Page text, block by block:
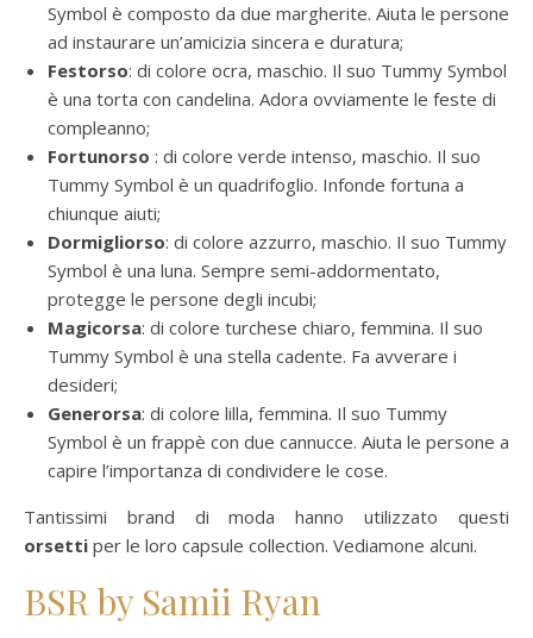
Symbol è composto da due margherite. Aiuta le persone
ad instaurare un’amicizia sincera e duratura;
Festorso: di colore ocra, maschio. Il suo Tummy Symbol
è una torta con candelina. Adora ovviamente le feste di
compleanno;
Fortunorso : di colore verde intenso, maschio. Il suo
Tummy Symbol è un quadrifoglio. Infonde fortuna a
chiunque aiuti;
Dormigliorso: di colore azzurro, maschio. Il suo Tummy
Symbol è una luna. Sempre semi-addormentato,
protegge le persone degli incubi;
Magicorsa: di colore turchese chiaro, femmina. Il suo
Tummy Symbol è una stella cadente. Fa avverare i
desideri;
Generorsa: di colore lilla, femmina. Il suo Tummy
Symbol è un frappè con due cannucce. Aiuta le persone a
capire l’importanza di condividere le cose.
Tantissimi brand di moda hanno utilizzato questi
orsetti per le loro capsule collection. Vediamone alcuni.
BSR by Samii Ryan